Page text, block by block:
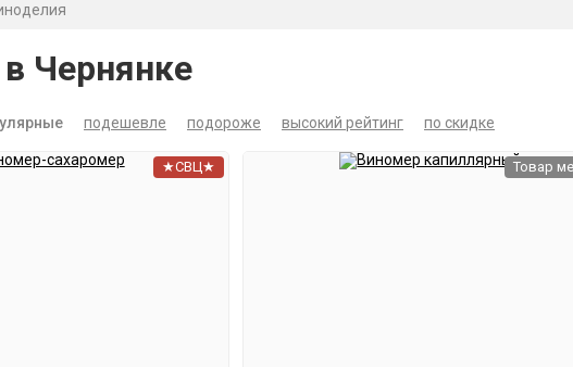
Чернянке
подешевле подороже высокий рейтинг по скидке
★СВЦ★ Товар